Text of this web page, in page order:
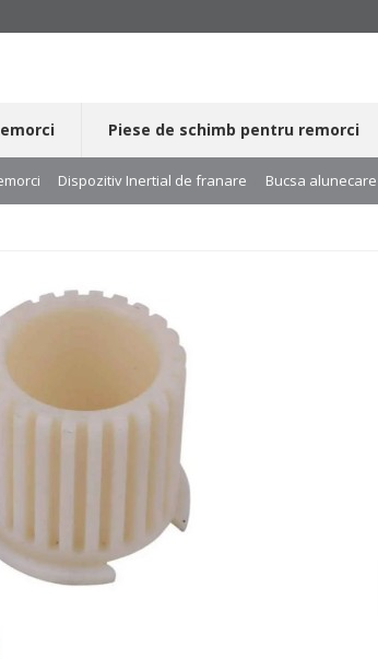
Piese de schimb pentru remorci
Dispozitiv Inertial de franare Bucsa alunecare